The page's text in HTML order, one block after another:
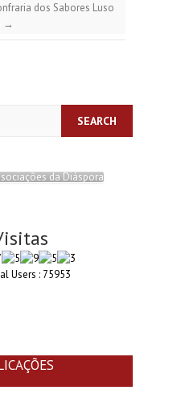
dos Sabores Luso
→
da Diáspora
Users : 75953